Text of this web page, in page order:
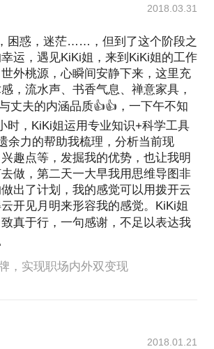
2018.03.31
困惑，迷茫……，但到了这个阶段之
运，遇见KiKi姐，来到KiKi姐的工作
外桃源，心瞬间安静下来，这里充
，流水声、书香气息、禅意家具，
丈夫的内涵品质👍👍，一下午不知
时，KiKi姐运用专业知识+科学工具
余力的帮助我梳理，分析当前现
趣点等，发掘我的优势，也让我明
做，第二天一大早我用思维导图非
出了计划，我的感觉可以用拨开云
开见月明来形容我的感觉。KiKi姐
真于行，一句感谢，不足以表达我
，实现职场内外双变现
2018.01.21